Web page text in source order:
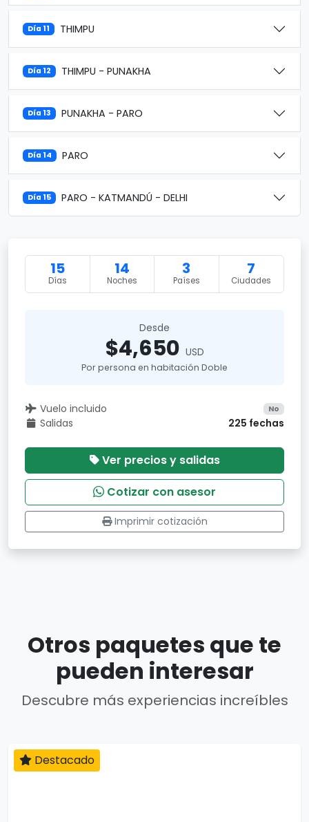
Día 11 THIMPU
Día 12 THIMPU - PUNAKHA
Día 13 PUNAKHA - PARO
Día 14 PARO
Día 15 PARO - KATMANDÚ - DELHI
15
Días
14
Noches
3
Países
7
Ciudades
Desde
$4,650 USD
Por persona en habitación Doble
Vuelo incluido No
Salidas 225 fechas
Ver precios y salidas
Cotizar con asesor
Imprimir cotización
Otros paquetes que te
pueden interesar
Descubre más experiencias increíbles
Destacado